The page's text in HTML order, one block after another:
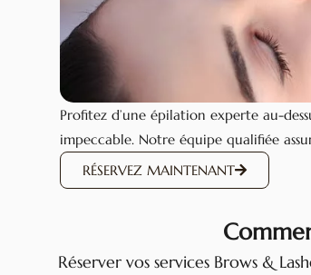
Profitez d’une épilation experte au-
impeccable. Notre équipe qualifiée
RÉSERVEZ MAINTENANT
Réserver vos services Brows &